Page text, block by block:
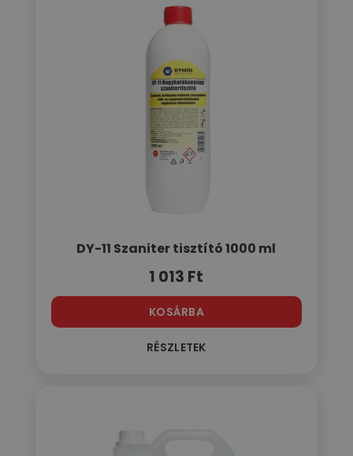
DY-11 Szaniter tisztító 1000 ml
1 013 Ft
KOSÁRBA
RÉSZLETEK